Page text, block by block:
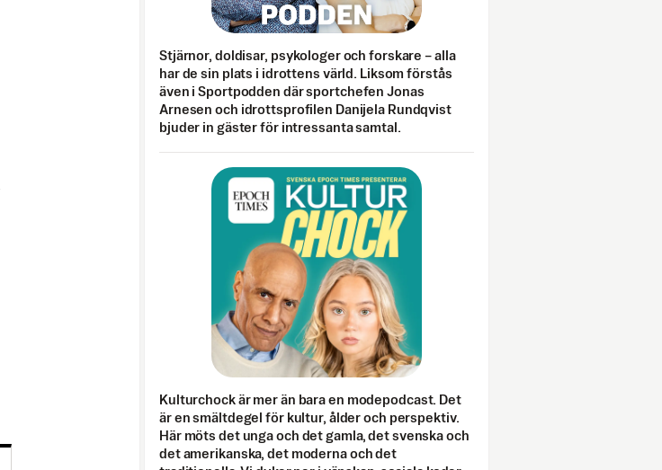
Stjärnor, doldisar, psykologer och forskare – alla
har de sin plats i idrottens värld. Liksom förstås
även i Sportpodden där sportchefen Jonas
Arnesen och idrottsprofilen Danijela Rundqvist
bjuder in gäster för intressanta samtal.
Kulturchock är mer än bara en modepodcast. Det
är en smältdegel för kultur, ålder och perspektiv.
Här möts det unga och det gamla, det svenska och
det amerikanska, det moderna och det